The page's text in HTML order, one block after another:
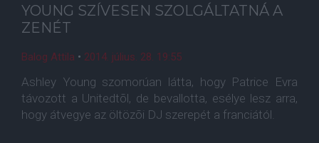
YOUNG SZÍVESEN SZOLGÁLTATNÁ A
ZENÉT
Balog Attila • 2014. július. 28. 19:55
Ashley Young szomorúan látta, hogy Patrice Evra
távozott a Unitedtõl, de bevallotta, esélye lesz arra,
hogy átvegye az öltözõi DJ szerepét a franciától.